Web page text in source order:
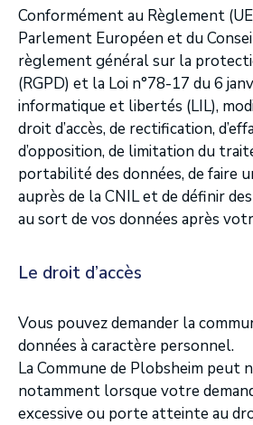
Conformément au Règlement
Parlement Européen et du
règlement général sur la
(RGPD) et la Loi n°78-17 du 6
informatique et libertés (LIL),
droit d’accès, de rectification,
d’opposition, de limitation du
portabilité des données, de faire
auprès de la CNIL et de définir
au sort de vos données après
Le droit d’accès
Vous pouvez demander la
données à caractère personnel.
La Commune de Plobsheim peut
notamment lorsque votre
excessive ou porte atteinte au